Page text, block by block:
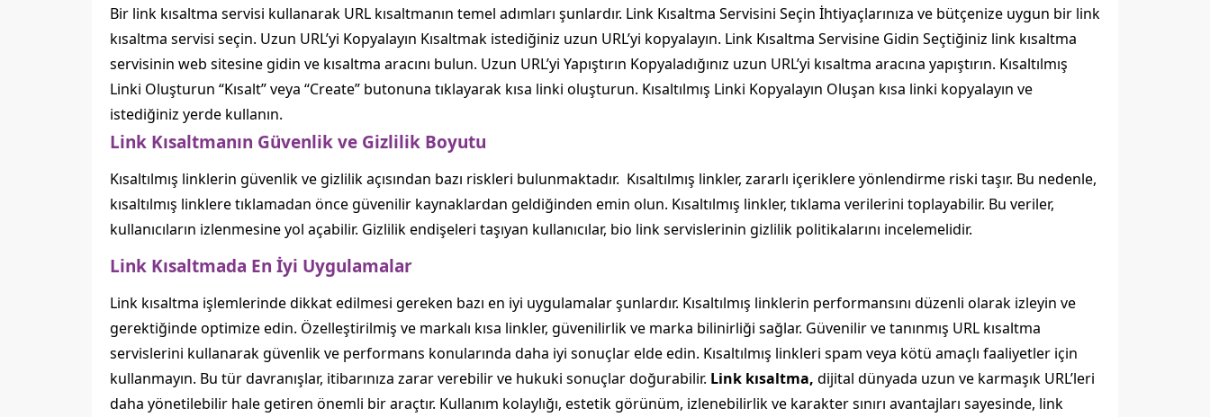
Bir link kısaltma servisi kullanarak URL kısaltmanın temel adımları şunlardır. Link Kısaltma Servisini Seçin İhtiyaçlarınıza ve bütçenize uygun bir link
kısaltma servisi seçin. Uzun URL’yi Kopyalayın Kısaltmak istediğiniz uzun URL’yi kopyalayın. Link Kısaltma Servisine Gidin Seçtiğiniz link kısaltma
servisinin web sitesine gidin ve kısaltma aracını bulun. Uzun URL’yi Yapıştırın Kopyaladığınız uzun URL’yi kısaltma aracına yapıştırın. Kısaltılmış
Linki Oluşturun “Kısalt” veya “Create” butonuna tıklayarak kısa linki oluşturun. Kısaltılmış Linki Kopyalayın Oluşan kısa linki kopyalayın ve
istediğiniz yerde kullanın.
Link Kısaltmanın Güvenlik ve Gizlilik Boyutu
Kısaltılmış linklerin güvenlik ve gizlilik açısından bazı riskleri bulunmaktadır. Kısaltılmış linkler, zararlı içeriklere yönlendirme riski taşır. Bu nedenle,
kısaltılmış linklere tıklamadan önce güvenilir kaynaklardan geldiğinden emin olun. Kısaltılmış linkler, tıklama verilerini toplayabilir. Bu veriler,
kullanıcıların izlenmesine yol açabilir. Gizlilik endişeleri taşıyan kullanıcılar, bio link servislerinin gizlilik politikalarını incelemelidir.
Link Kısaltmada En İyi Uygulamalar
Link kısaltma işlemlerinde dikkat edilmesi gereken bazı en iyi uygulamalar şunlardır. Kısaltılmış linklerin performansını düzenli olarak izleyin ve
gerektiğinde optimize edin. Özelleştirilmiş ve markalı kısa linkler, güvenilirlik ve marka bilinirliği sağlar. Güvenilir ve tanınmış URL kısaltma
servislerini kullanarak güvenlik ve performans konularında daha iyi sonuçlar elde edin. Kısaltılmış linkleri spam veya kötü amaçlı faaliyetler için
kullanmayın. Bu tür davranışlar, itibarınıza zarar verebilir ve hukuki sonuçlar doğurabilir. Link kısaltma, dijital dünyada uzun ve karmaşık URL’leri
daha yönetilebilir hale getiren önemli bir araçtır. Kullanım kolaylığı, estetik görünüm, izlenebilirlik ve karakter sınırı avantajları sayesinde, link